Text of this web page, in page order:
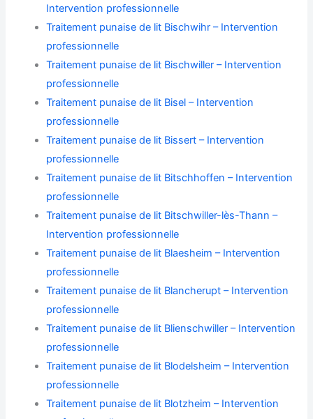
Intervention professionnelle
Traitement punaise de lit Bischwihr – Intervention
professionnelle
Traitement punaise de lit Bischwiller – Intervention
professionnelle
Traitement punaise de lit Bisel – Intervention
professionnelle
Traitement punaise de lit Bissert – Intervention
professionnelle
Traitement punaise de lit Bitschhoffen – Intervention
professionnelle
Traitement punaise de lit Bitschwiller-lès-Thann –
Intervention professionnelle
Traitement punaise de lit Blaesheim – Intervention
professionnelle
Traitement punaise de lit Blancherupt – Intervention
professionnelle
Traitement punaise de lit Blienschwiller – Intervention
professionnelle
Traitement punaise de lit Blodelsheim – Intervention
professionnelle
Traitement punaise de lit Blotzheim – Intervention